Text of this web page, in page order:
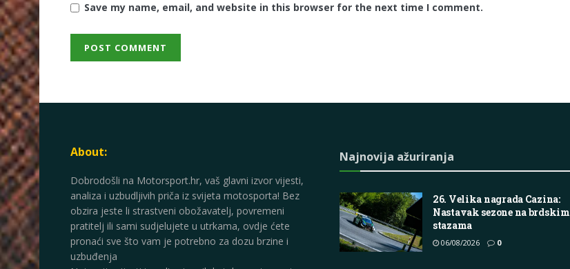
Save my name, email, and website in this browser for the next time I comment.
About:
Dobrodošli na Motorsport.hr, vaš glavni izvor vijesti,
analiza i uzbudljivih priča iz svijeta motosporta! Bez
obzira jeste li strastveni obožavatelj, povremeni
pratitelj ili sami sudjelujete u utrkama, ovdje ćete
pronaći sve što vam je potrebno za dozu brzine i
uzbuđenja
Najnovija ažuriranja
26. Velika nagrada Cazina:
Nastavak sezone na brdskim
stazama
06/08/2026 0